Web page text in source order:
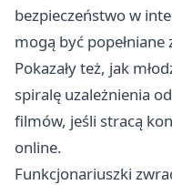
bezpieczeństwo w
mogą być
Pokazały też, jak
spiralę uzależnienia
filmów, jeśli stracą
online.
Funkcjonariuszki